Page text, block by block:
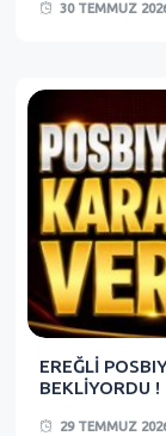
30 TEMMUZ
EREĞLİ
BEKLİYORDU !
29 TEMMUZ